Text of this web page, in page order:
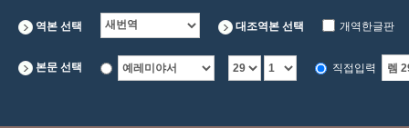
역본 선택 대조역본 선택 개역한글판
본문 선택
직접입력